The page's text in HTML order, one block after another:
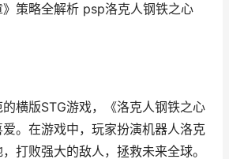
策略全解析 psp洛克人钢铁之心
横版STG游戏，《洛克人钢铁之心
。在游戏中，玩家扮演机器人洛克
打败强大的敌人，拯救未来全球。